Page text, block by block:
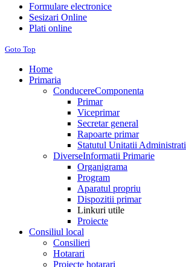
Formulare electronice
Sesizari Online
Plati online
Goto Top
Home
Primaria
ConducereComponenta
Primar
Viceprimar
Secretar general
Rapoarte primar
Statutul Unitatii
DiverseInformatii Primarie
Organigrama
Program
Aparatul propriu
Dispozitii primar
Linkuri utile
Proiecte
Consiliul local
Consilieri
Hotarari
Proiecte hotarari